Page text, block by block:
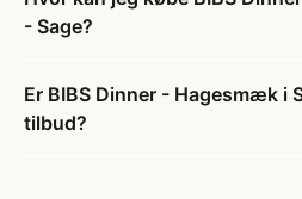
- Sage?
Er BIBS Dinner - Hagesmæk i
tilbud?